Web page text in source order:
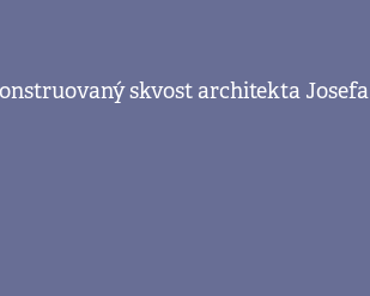
skvost architekta Josefa